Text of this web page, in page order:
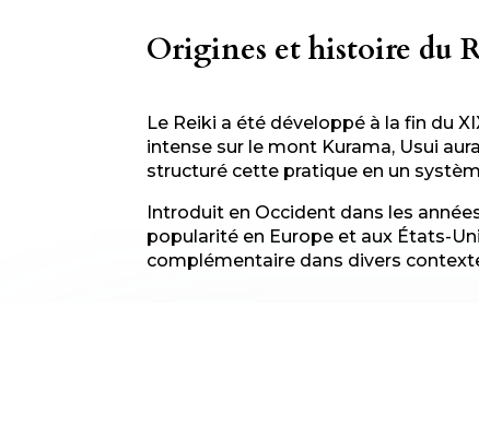
Origines et histoire du
Le Reiki a été développé à la fin du
intense sur le mont Kurama, Usui
structuré cette pratique en un
Introduit en Occident dans les
popularité en Europe et aux États-
complémentaire dans divers